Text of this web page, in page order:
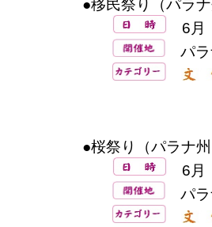
●移民祭り（パラ
6月
パラ
●桜祭り（パラナ
6月
パラ